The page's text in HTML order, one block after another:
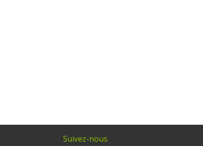
Suivez-nous